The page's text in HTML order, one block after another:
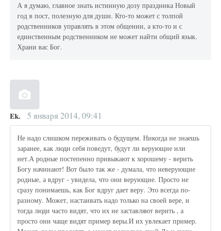
А я думаю, главное знать истинную дозу праздника Новый
год в пост, полезную для души. Кто-то может с толпой
родственников управлять в этом общении, а кто-то и с
единственным родственником не может найти общий язык.
Храни вас Бог.
Ek. 5 января 2014, 09:41
Не надо слишком переживать о будущем. Никогда не знаешь
заранее, как люди себя поведут, будут ли верующие или
нет.А родные постепенно привыкают к хорошему - верить
Богу начинают! Вот было так же - думала, что неверующие
родные, а вдруг - увидела, что они верующие. Просто не
сразу понимаешь, как Бог вдруг дает веру. Это всегда по-
разному. Может, настаивать надо только на своей вере, и
тогда люди часто видят, что их не заставляют верить , а
просто они чаще видят пример веры.И их увлекает пример.